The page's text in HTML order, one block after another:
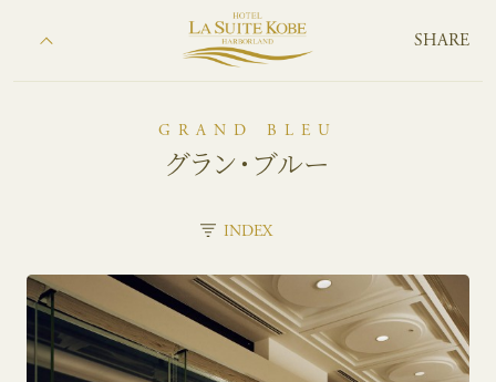
SHARE
GRAND BLEU
グラン・ブルー
INDEX